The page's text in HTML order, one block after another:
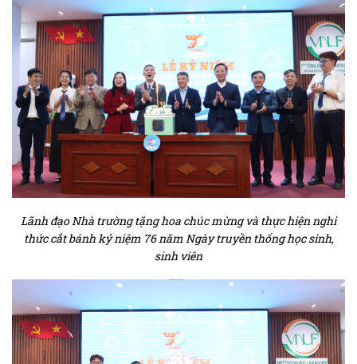
Lãnh đạo Nhà trường tặng hoa chúc mừng và thực hiện nghi
thức cắt bánh kỷ niệm 76 năm Ngày truyền thống học sinh,
sinh viên